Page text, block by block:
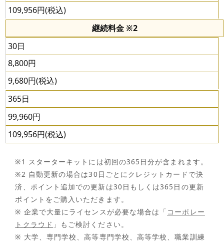
109,956円(税込)
継続料金 ※2
30日
8,800円
9,680円(税込)
365日
99,960円
109,956円(税込)
※1 スターターキットには初回の365日分が含まれます。
※2 自動更新の場合は30日ごとにクレジットカードで決
済、ポイント追加での更新は30日もしくは365日の更新
ポイントをご購入いただきます。
※ 企業で大量にライセンスが必要な場合は「 コーポレー
トクラウド 」もご検討ください。
※ 大学、専門学校、高等専門学校、高等学校、職業訓練